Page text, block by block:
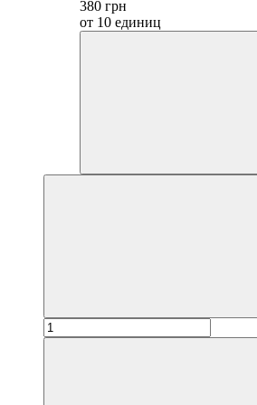
380 грн
от 10 единиц